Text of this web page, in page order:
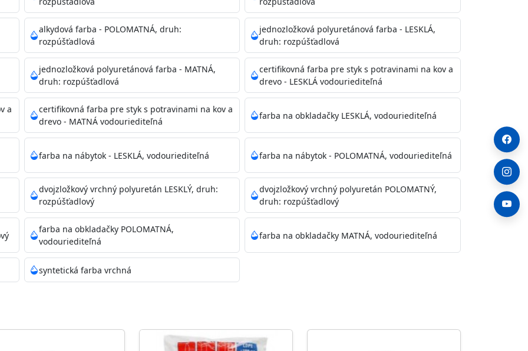
alebo pri relatívnej vlhkosti nad 80%.
na bezpečnú likvidáciu.
prachu, mastnoty, solí a materiálov so zlou priľnavosťou. Otvory alebo trhliny vyplňte
light putty a prebrúste. Nové alebo porézne povrchy natreté menej kvalitnými farbami
alkydová farba - POLOMATNÁ, druh:
rozpúšťadlová
jednozložková polyuretánová farba - LESKLÁ,
druh: rozpúšťadlová
jednozložková polyuretánová farba - MATNÁ,
druh: rozpúšťadlová
certifikovná farba pre styk s potravinami na kov a
drevo - LESKLÁ vodouriediteľná
a
certifikovná farba pre styk s potravinami na kov a
drevo - MATNÁ vodouriediteľná
farba na obkladačky LESKLÁ, vodouriediteľná
farba na nábytok - LESKLÁ, vodouriediteľná farba na nábytok - POLOMATNÁ, vodouriediteľná
dvojzložkový vrchný polyuretán LESKLÝ, druh:
rozpúšťadlový
dvojzložkový vrchný polyuretán POLOMATNÝ,
druh: rozpúšťadlový
farba na obkladačky POLOMATNÁ,
vodouriediteľná
farba na obkladačky MATNÁ, vodouriediteľná
syntetická farba vrchná